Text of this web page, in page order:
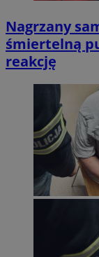
Nagrzany
śmiertelną
reakcję